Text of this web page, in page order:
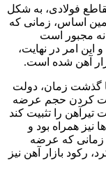
فولادی، به شکل
اساس، زمانی که
مجبور است
این امر در نهایت،
آهن شده است.
گذشت زمان، دولت
کردن حجم عرضه
را تثبیت کند
نیز همراه بود و
که عرضه
رکود بازار آهن نیز